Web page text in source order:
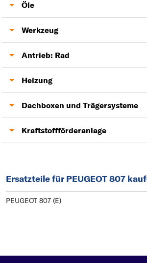
Zündkerzen
Zweimassenschwungrad
Luftmassenmesser
AGR-Ventil
Öle
Motoröl
Werkzeug
Lambdasonde
Antrieb: Rad
Antriebswelle
Heizung
Gebläsemotor
Dachboxen und Trägersysteme
Anhängerkupplung
Kraftstoffförderanlage
Ersatzteile für PEUGEOT 807
PEUGEOT 807 (E)